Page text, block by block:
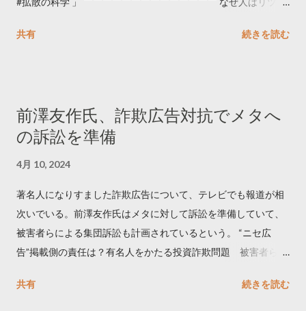
学しました。 ー バズの目安は1300リツイート ー 人は16の熱量
トするのか？ https://marketing.twitter.com/ja/insights/kakusan
共有 続きを読む
前澤友作氏、詐欺広告対抗でメタへ
の訴訟を準備
4月 10, 2024
著名人になりすました詐欺広告について、テレビでも報道が相
次いでいる。前澤友作氏はメタに対して訴訟を準備していて、
被害者らによる集団訴訟も計画されているという。 “ニセ広
告”掲載側の責任は？有名人をかたる投資詐欺問題 被害者らが
https://newsdig.tbs.co.jp/articles/-/1091835 なぜなくならな
共有 続きを読む